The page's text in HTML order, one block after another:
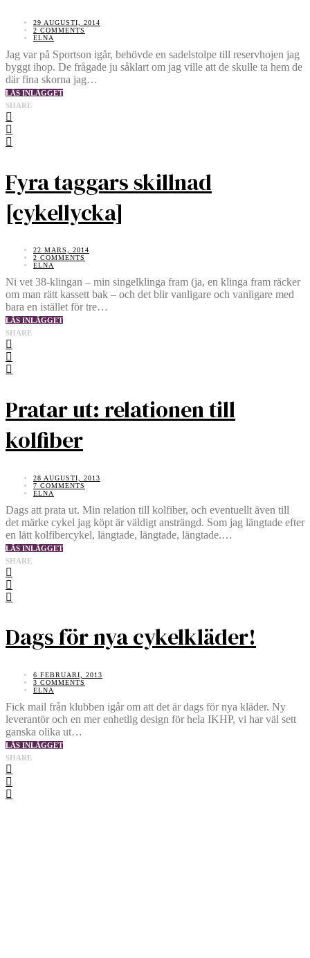
29 AUGUSTI, 2014
2 COMMENTS
ELNA
Jag var på Sportson igår, behövde en sadelstolpe till reservhojen jag
byggt ihop. De frågade ju såklart om jag ville att de skulle ta hem de
där fina skorna jag…
LÄS INLÄGGET
SHARE
Fyra taggars skillnad
[cykellycka]
22 MARS, 2014
2 COMMENTS
ELNA
Ni vet 38-klingan – min singelklinga fram (ja, en klinga fram räcker
om man rätt kassett bak – och det blir vanligare och vanligare med
bara en istället för tre…
LÄS INLÄGGET
SHARE
Pratar ut: relationen till
kolfiber
28 AUGUSTI, 2013
7 COMMENTS
ELNA
Dags att prata ut. Min relation till kolfiber, och eventuellt även till
det märke cykel jag köpt är väldigt ansträngd. Som jag längtade efter
en lätt kolfibercykel, längtade, längtade, längtade.…
LÄS INLÄGGET
SHARE
Dags för nya cykelkläder!
6 FEBRUARI, 2013
3 COMMENTS
ELNA
Fick mail från klubben igår om att det är dags för nya kläder. Ny
leverantör och en mer enhetlig design för hela IKHP, vi har väl sett
ganska olika ut…
LÄS INLÄGGET
SHARE